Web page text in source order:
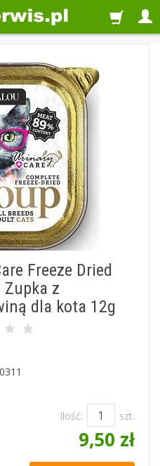
Freeze Dried
z
dla kota 12g
Ilość: szt.
9,50 zł